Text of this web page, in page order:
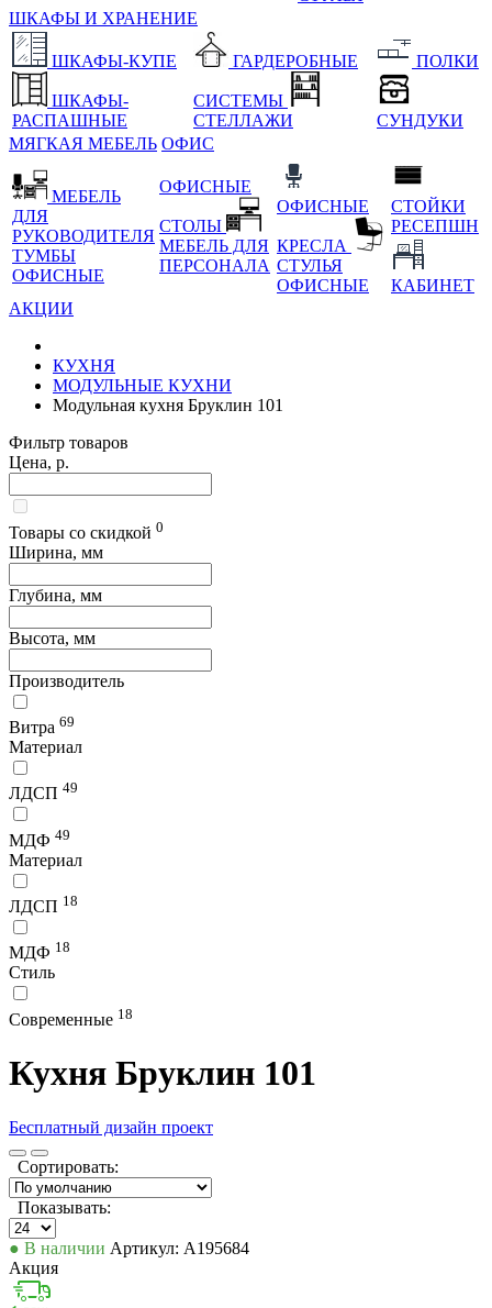
ШКАФЫ И ХРАНЕНИЕ
ШКАФЫ-КУПЕ
ШКАФЫ-
РАСПАШНЫЕ
ГАРДЕРОБНЫЕ
СИСТЕМЫ
СТЕЛЛАЖИ
ПОЛКИ
СУНДУКИ
МЯГКАЯ МЕБЕЛЬ ОФИС
МЕБЕЛЬ
ДЛЯ
РУКОВОДИТЕЛЯ
ТУМБЫ
ОФИСНЫЕ
ОФИСНЫЕ
СТОЛЫ
МЕБЕЛЬ ДЛЯ
ПЕРСОНАЛА
ОФИСНЫЕ
КРЕСЛА
СТУЛЬЯ
ОФИСНЫЕ
СТОЙКИ
РЕСЕПШН
КАБИНЕТ
АКЦИИ
КУХНЯ
МОДУЛЬНЫЕ КУХНИ
Модульная кухня Бруклин 101
Фильтр товаров
Цена, р.
Товары со скидкой 0
Ширина, мм
Глубина, мм
Высота, мм
Производитель
Витра 69
Материал
ЛДСП 49
МДФ 49
Материал
ЛДСП 18
МДФ 18
Стиль
Современные 18
Кухня Бруклин 101
Бесплатный дизайн проект
Сортировать:
Показывать:
● В наличии Артикул: А195684
Акция